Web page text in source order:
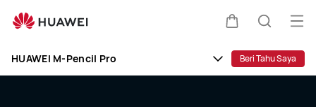
M-
ProHUAWEI M-Pencil Pro Beri Tahu Saya